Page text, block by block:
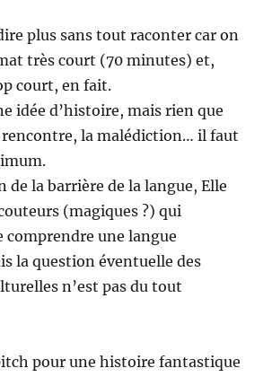
plus sans tout raconter car on
très court (70 minutes) et,
court, en fait.
idée d’histoire, mais rien que
rencontre, la malédiction… il faut
de la barrière de la langue, Elle
(magiques ?) qui
une langue
la question éventuelle des
n’est pas du tout
pour une histoire fantastique